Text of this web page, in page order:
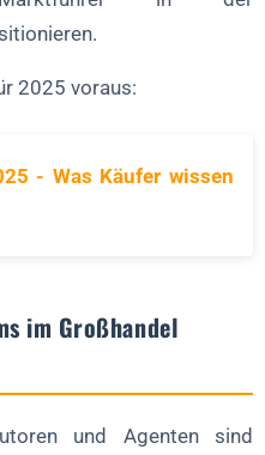
2025 voraus:
- Was Käufer wissen
im Großhandel
und Agenten sind